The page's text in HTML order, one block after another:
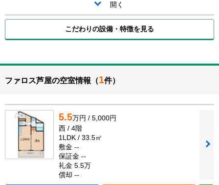
開く
こだわりの設備・特徴を見る
ファロス芦屋の空室情報（1件）
5.5万円 / 5,000円
西 / 4階
1LDK / 33.5㎡
敷金 --
保証金 --
礼金 5.5万
償却 --